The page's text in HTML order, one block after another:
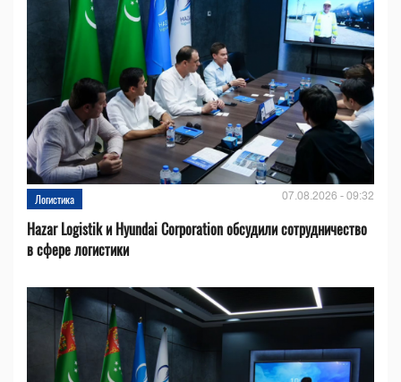
Логистика 07.08.2026 - 09:32
Hazar Logistik и Hyundai Corporation обсудили сотрудничество
в сфере логистики